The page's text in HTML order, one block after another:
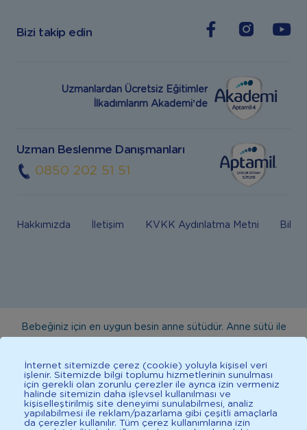
Bizi takip edin
Uzmanlardan Ücretsiz Eğitimler
İlkadımlarım Akademi’de
Uzman Beslenme Danışmanları
0850 202 51 51
Hakkımızda İletişim KVKK Aydınlatma Metni Bilgi
Bebeğiniz için en uygun besin anne sütüdür. Anne sütü ile
danışınız. Bu sitede yayınlanan bilgiler hekim tavsiyesi
yerine geçmez. En doğru bilgi için doktorunuza danışınız.
Sağlıklı yaşam için dengeli, çeşitli beslenilmelidir. *D vitamini
çocuklarda bağışıklık sisteminin normal işlevine katkıda
İnternet sitemizde çerez (cookie) yoluyla kişisel veri
işlenir. Sitemizde bilgi toplumu hizmetlerinin sunulması
için gerekli olan zorunlu çerezler ile ayrıca izin vermeniz
halinde sitemizin daha işlevsel kullanılması ve
kişiselleştirilmiş site deneyimi sunulabilmesi, analiz
yapılabilmesi ile reklam/pazarlama gibi çeşitli amaçlarla
da çerezler kullanılır. Tüm çerez kullanımlarına izin